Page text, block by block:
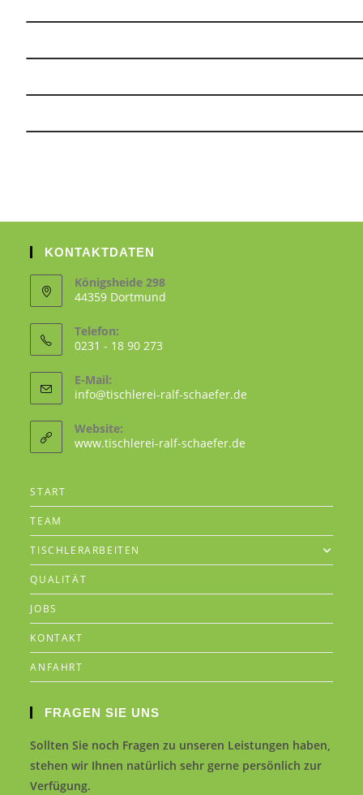
KONTAKTDATEN
Königsheide 298
44359 Dortmund
Telefon:
0231 - 18 90 273
E-Mail:
info@tischlerei-ralf-schaefer.de
Website:
www.tischlerei-ralf-schaefer.de
START
TEAM
TISCHLERARBEITEN
QUALITÄT
JOBS
KONTAKT
ANFAHRT
FRAGEN SIE UNS
Sollten Sie noch Fragen zu unseren Leistungen haben,
stehen wir Ihnen natürlich sehr gerne persönlich zur
Verfügung.